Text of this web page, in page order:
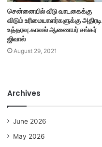
சென்னையில் வீடு வாடகைக்கு
விடும் உரிமையாளர்களுக்கு அதிரடி
உத்தரவு.காவல் ஆணையர் சங்கர்
ஜிவால்
August 29, 2021
Archives
June 2026
May 2026